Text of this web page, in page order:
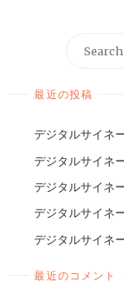
最近の投稿
デジタルサイネ
デジタルサイネ
デジタルサイネ
デジタルサイネ
デジタルサイネ
最近のコメント